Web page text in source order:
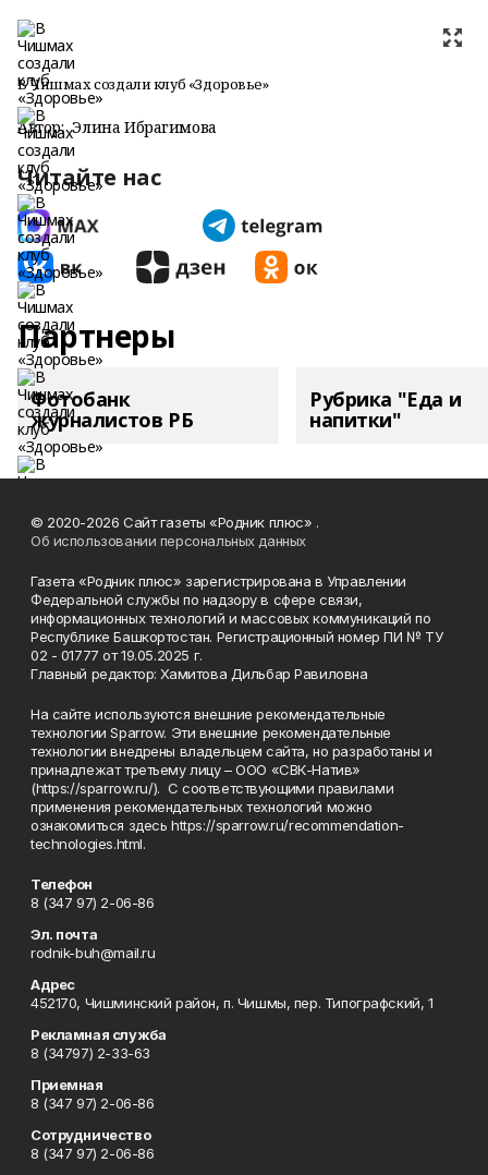
В Чишмах создали клуб «Здоровье»
Автор: Элина Ибрагимова
Читайте нас
Партнеры
Фотобанк
журналистов РБ
Рубрика "Еда и
напитки"
© 2020-2026 Сайт газеты «Родник плюс» .
Об использовании персональных данных
Газета «Родник плюс» зарегистрирована в Управлении
Федеральной службы по надзору в сфере связи,
информационных технологий и массовых коммуникаций по
Республике Башкортостан. Регистрационный номер ПИ № ТУ
02 - 01777 от 19.05.2025 г.
Главный редактор: Хамитова Дильбар Равиловна
На сайте используются внешние рекомендательные
технологии Sparrow. Эти внешние рекомендательные
технологии внедрены владельцем сайта, но разработаны и
принадлежат третьему лицу – ООО «СВК-Натив»
(https://sparrow.ru/). С соответствующими правилами
применения рекомендательных технологий можно
ознакомиться здесь https://sparrow.ru/recommendation-
technologies.html.
Телефон
8 (347 97) 2-06-86
Эл. почта
rodnik-buh@mail.ru
Адрес
452170, Чишминский район, п. Чишмы, пер. Типографский, 1
Рекламная служба
8 (34797) 2-33-63
Приемная
8 (347 97) 2-06-86
Сотрудничество
8 (347 97) 2-06-86